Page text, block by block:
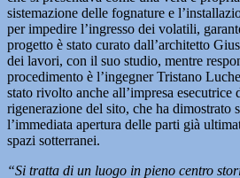
sistemazione delle fognature e
per impedire l’ingresso dei volatili,
progetto è stato curato dall’architetto
dei lavori, con il suo studio, mentre
procedimento è l’ingegner Tristano
stato rivolto anche all’impresa esecutrice
rigenerazione del sito, che ha dimostrato
l’immediata apertura delle parti già
spazi sotterranei.
“Si tratta di un luogo in pieno centro